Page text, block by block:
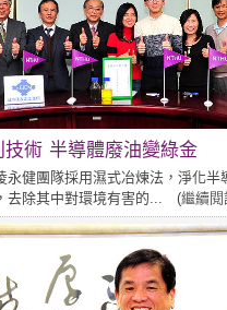
技術 半導體廢油變綠金
永健團隊採用濕式冶煉法，淨化半
去除其中對環境有害的... (繼續閱